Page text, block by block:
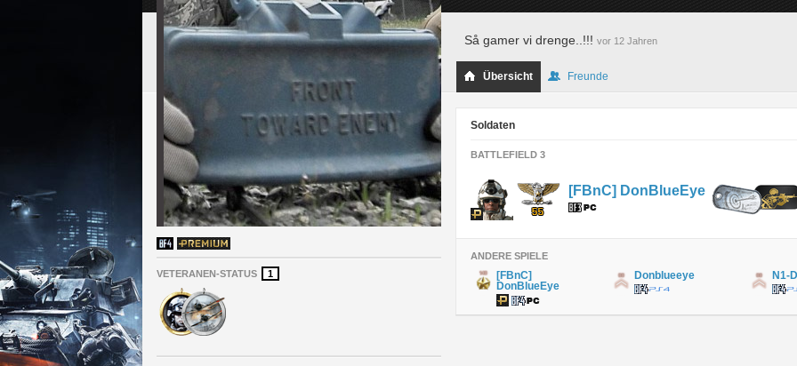
VETERANEN-STATUS 1
Så gamer vi drenge..!!! vor 12 Jahren
Übersicht Freunde
Soldaten
BATTLEFIELD 3
[FBnC] DonBlueEye
ANDERE SPIELE
[FBnC]
DonBlueEye
Donblueeye N1-